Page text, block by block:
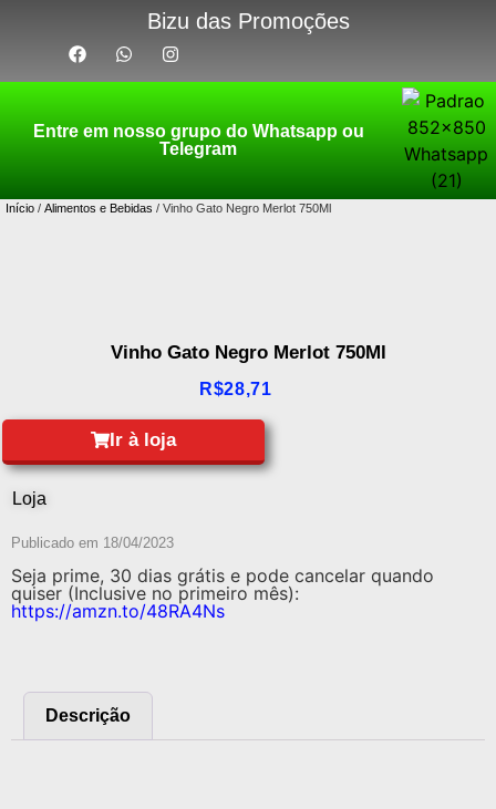
Bizu das Promoções
Entre em nosso grupo do Whatsapp ou
Telegram
Início / Alimentos e Bebidas / Vinho Gato Negro Merlot 750Ml
Vinho Gato Negro Merlot 750Ml
R$28,71
Ir à loja
Loja
Publicado em 18/04/2023
Seja prime, 30 dias grátis e pode cancelar quando
quiser (Inclusive no primeiro mês):
https://amzn.to/48RA4Ns
Descrição